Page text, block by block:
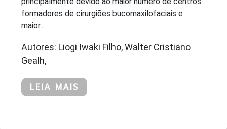
formadores de cirurgiões bucomaxilofaciais e
maior...
Autores: Liogi Iwaki Filho, Walter Cristiano
Gealh,
LEIA MAIS